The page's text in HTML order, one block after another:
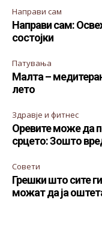
Направи сам
Направи сам:
состојки
Патувања
Малта –
лето
Здравје и фитнес
Оревите може да
срцето: Зошто
Совети
Грешки што сите
можат да ја